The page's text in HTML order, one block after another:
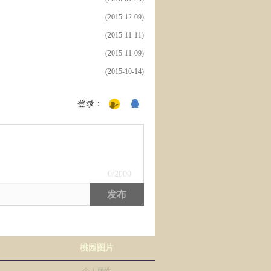
(2015-12-09)
(2015-11-11)
(2015-11-09)
(2015-10-14)
登录：
0 /2000
发布
桃园图片